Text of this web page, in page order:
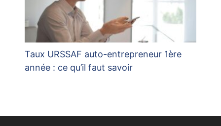
Taux URSSAF auto-entrepreneur 1ère
année : ce qu’il faut savoir